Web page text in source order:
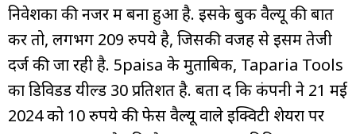
निवेशकों की नजर में बना हुआ है. इसके बुक वैल्यू की बात
करें तो, लगभग 209 रुपये है, जिसकी वजह से इसमें तेजी
दर्ज की जा रही है. 5paisa के मुताबिक, Taparia Tools
का डिविडेंड यील्ड 30 प्रतिशत है. बता दें कि कंपनी ने 21 मई
2024 को 10 रुपये की फेस वैल्यू वाले इक्विटी शेयरों पर